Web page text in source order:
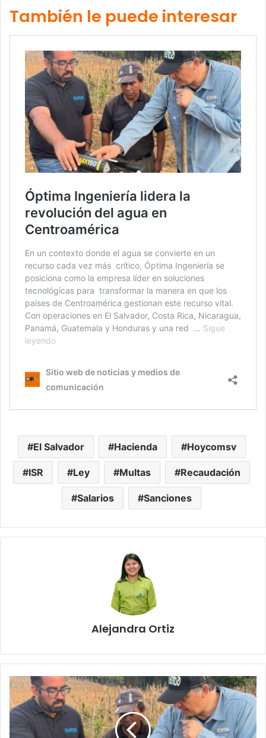
También le puede interesar
El Salvador Hacienda Hoycomsv
ISR Ley Multas Recaudación
Salarios Sanciones
Alejandra Ortiz
Óptima
Ingeniería
lidera
la
revolución